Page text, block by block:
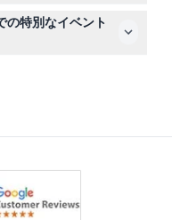
てお好きな音楽やソ
ムジン内には無料のミ
ッシュメントバーも
の特別なイベント